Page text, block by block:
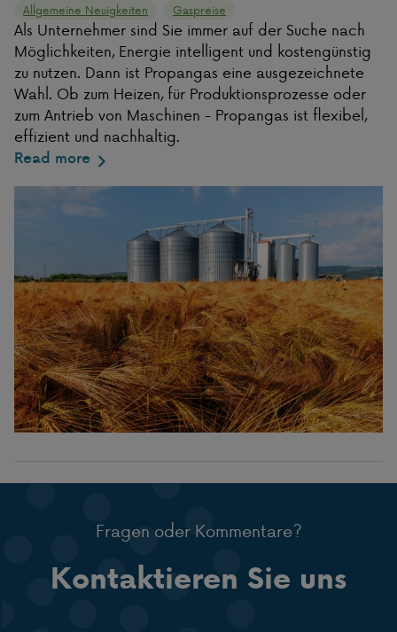
Allgemeine Neuigkeiten Gaspreise
Als Unternehmer sind Sie immer auf der Suche nach
Möglichkeiten, Energie intelligent und kostengünstig
zu nutzen. Dann ist Propangas eine ausgezeichnete
Wahl. Ob zum Heizen, für Produktionsprozesse oder
zum Antrieb von Maschinen - Propangas ist flexibel,
effizient und nachhaltig.
Read more
Fragen oder Kommentare?
Kontaktieren Sie uns